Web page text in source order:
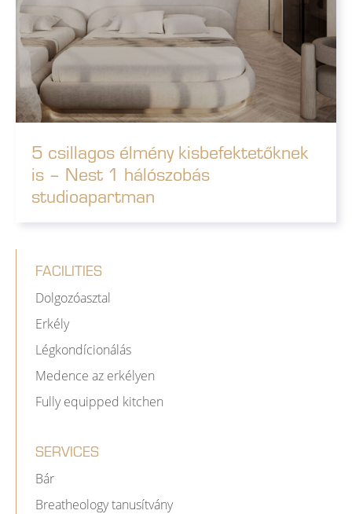
5 csillagos élmény kisbefektetőknek
is – Nest 1 hálószobás
studioapartman
FACILITIES
Dolgozóasztal
Erkély
Légkondícionálás
Medence az erkélyen
Fully equipped kitchen
SERVICES
Bár
Breatheology tanusítvány